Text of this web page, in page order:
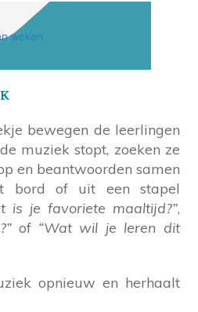
bewegen de leerlingen
muziek stopt, zoeken ze
en beantwoorden samen
bord of uit een stapel
is je favoriete maaltijd?”,
of “Wat wil je leren dit
opnieuw en herhaalt